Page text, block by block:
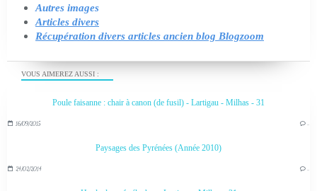
VOUS AIMEREZ AUSSI :
Poule faisanne : chair à canon (de fusil) - Lartigau - Milhas - 31
16/09/2015 …
Paysages des Pyrénées (Année 2010)
24/02/2014 …
Autres images
Articles divers
Récupération divers articles ancien blog Blogzoom